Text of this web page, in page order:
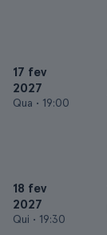
17 fev
2027
Qua • 19:00
18 fev
2027
Qui • 19:30